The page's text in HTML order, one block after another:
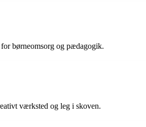
børneomsorg og pædagogik.
værksted og leg i skoven.